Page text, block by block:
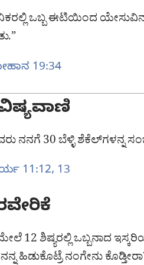
ಒಬ್ಬ ಈಟಿಯಿಂದ ಯೇಸುವಿನ
19:34
ನನಗೆ 30 ಬೆಳ್ಳಿ ಶೆಕೆಲ್‌ಗಳನ್ನ
11:​12, 13
12 ಶಿಷ್ಯರಲ್ಲಿ ಒಬ್ಬನಾದ
ಹಿಡುಕೊಟ್ರೆ ನಂಗೇನು